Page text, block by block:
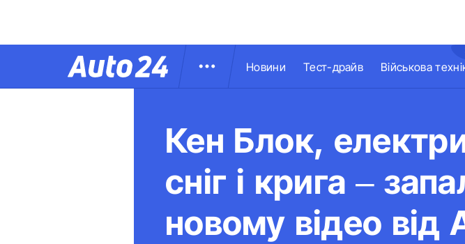
Новини Тест-драйв Військова
Кен Блок,
сніг і крига –
новому відео від